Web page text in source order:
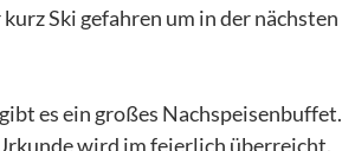
Ski gefahren um in der nächsten
es ein großes Nachspeisenbuffet.
wird im feierlich überreicht.